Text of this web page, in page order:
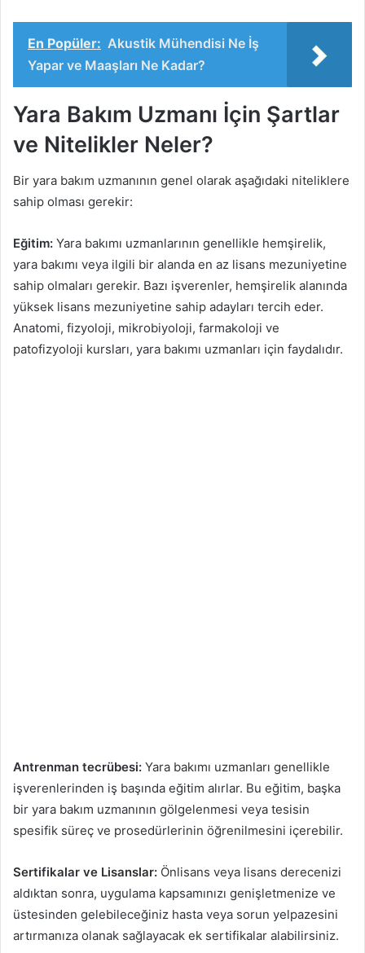
En Popüler: Akustik Mühendisi Ne İş
Yapar ve Maaşları Ne Kadar?
Yara Bakım Uzmanı İçin Şartlar
ve Nitelikler Neler?
Bir yara bakım uzmanının genel olarak aşağıdaki niteliklere
sahip olması gerekir:
Eğitim: Yara bakımı uzmanlarının genellikle hemşirelik,
yara bakımı veya ilgili bir alanda en az lisans mezuniyetine
sahip olmaları gerekir. Bazı işverenler, hemşirelik alanında
yüksek lisans mezuniyetine sahip adayları tercih eder.
Anatomi, fizyoloji, mikrobiyoloji, farmakoloji ve
patofizyoloji kursları, yara bakımı uzmanları için faydalıdır.
Antrenman tecrübesi: Yara bakımı uzmanları genellikle
işverenlerinden iş başında eğitim alırlar. Bu eğitim, başka
bir yara bakım uzmanının gölgelenmesi veya tesisin
spesifik süreç ve prosedürlerinin öğrenilmesini içerebilir.
Sertifikalar ve Lisanslar: Önlisans veya lisans derecenizi
aldıktan sonra, uygulama kapsamınızı genişletmenize ve
üstesinden gelebileceğiniz hasta veya sorun yelpazesini
artırmanıza olanak sağlayacak ek sertifikalar alabilirsiniz.